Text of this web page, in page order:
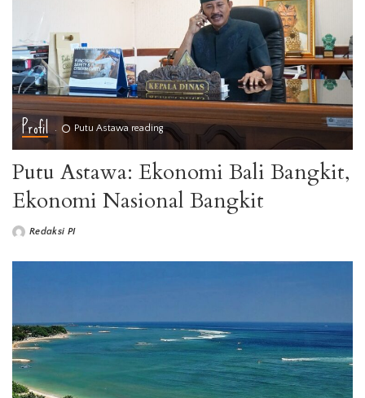
Profil Putu Astawa reading
Putu Astawa: Ekonomi Bali Bangkit,
Ekonomi Nasional Bangkit
PostedRedaksi PI